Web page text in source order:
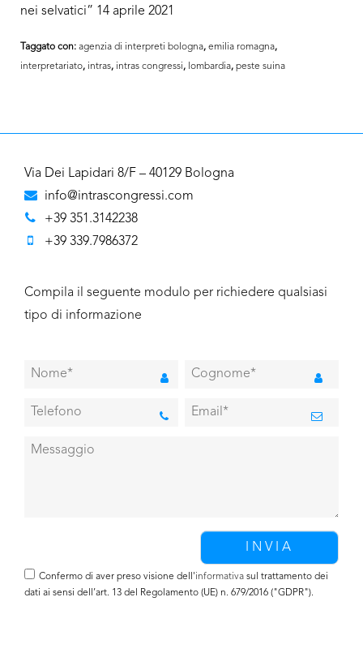
nei selvatici” 14 aprile 2021
Taggato con: agenzia di interpreti bologna, emilia romagna,
interpretariato, intras, intras congressi, lombardia, peste suina
Via Dei Lapidari 8/F – 40129 Bologna
info@intrascongressi.com
+39 351.3142238
+39 339.7986372
Compila il seguente modulo per richiedere qualsiasi
tipo di informazione
Confermo di aver preso visione dell'informativa sul trattamento dei
dati ai sensi dell’art. 13 del Regolamento (UE) n. 679/2016 ("GDPR").